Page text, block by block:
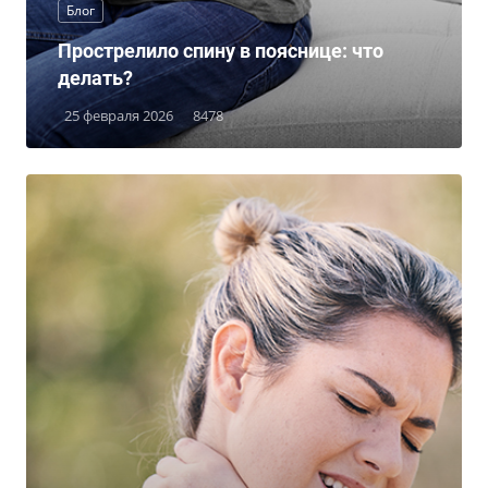
Блог
25 февраля 2026 8478
Прострелило спину в пояснице: что
делать?